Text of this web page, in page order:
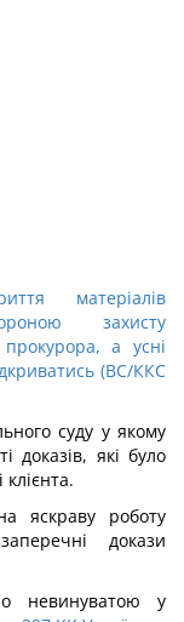
матеріалів
захисту
а усні
(ВС/ККС
суду у якому
доказів, які було
яскраву роботу
докази
невинуватою у